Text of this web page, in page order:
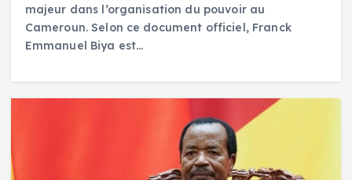
majeur dans l’organisation du pouvoir au
Cameroun. Selon ce document officiel, Franck
Emmanuel Biya est…